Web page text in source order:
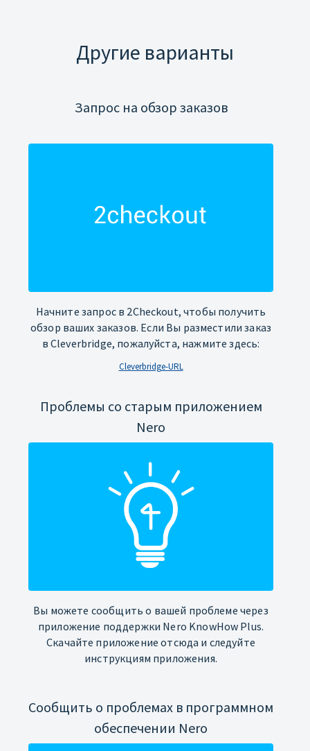
Другие варианты
Запрос на обзор заказов
Начните запрос в 2Checkout, чтобы получить
обзор ваших заказов. Если Вы разместили заказ
в Cleverbridge, пожалуйста, нажмите здесь:
Cleverbridge-URL
Проблемы со старым приложением
Nero
Вы можете сообщить о вашей проблеме через
приложение поддержки Nero KnowHow Plus.
Скачайте приложение отсюда и следуйте
инструкциям приложения.
Сообщить о проблемах в программном
обеспечении Nero